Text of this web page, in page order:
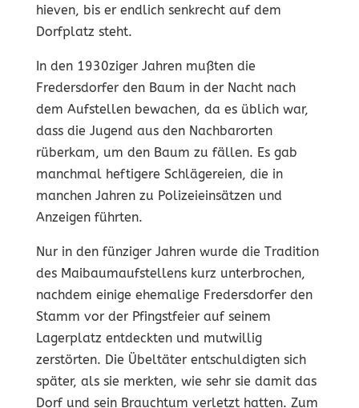
hieven, bis er endlich senkrecht auf dem
Dorfplatz steht.
In den 1930ziger Jahren mußten die
Fredersdorfer den Baum in der Nacht nach
dem Aufstellen bewachen, da es üblich war,
dass die Jugend aus den Nachbarorten
rüberkam, um den Baum zu fällen. Es gab
manchmal heftigere Schlägereien, die in
manchen Jahren zu Polizeieinsätzen und
Anzeigen führten.
Nur in den fünziger Jahren wurde die Tradition
des Maibaumaufstellens kurz unterbrochen,
nachdem einige ehemalige Fredersdorfer den
Stamm vor der Pfingstfeier auf seinem
Lagerplatz entdeckten und mutwillig
zerstörten. Die Übeltäter entschuldigten sich
später, als sie merkten, wie sehr sie damit das
Dorf und sein Brauchtum verletzt hatten. Zum